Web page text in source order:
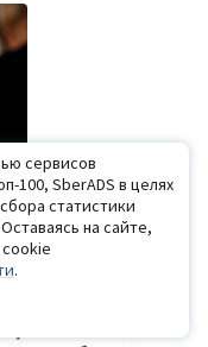
нуждающихся
с её болезненной
и т.д.
сервисов
100, SberADS в целях
статистики
на сайте,
.